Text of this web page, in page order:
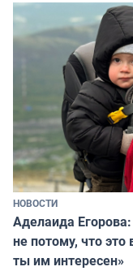
НОВОСТИ
Аделаида
не потому, что
ты им интересен»